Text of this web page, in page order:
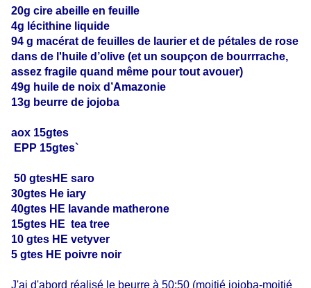
20g cire abeille en feuille
4g lécithine liquide
94 g macérat de feuilles de laurier et de pétales de rose
dans de l'huile d’olive (et un soupçon de bourrrache,
assez fragile quand même pour tout avouer)
49g huile de noix d’Amazonie
13g beurre de jojoba
aox 15gtes
EPP 15gtes`
50 gtesHE saro
30gtes He iary
40gtes HE lavande matherone
15gtes HE tea tree
10 gtes HE vetyver
5 gtes HE poivre noir
J'ai d'abord réalisé le beurre à 50:50 (moitié jojoba-moitié